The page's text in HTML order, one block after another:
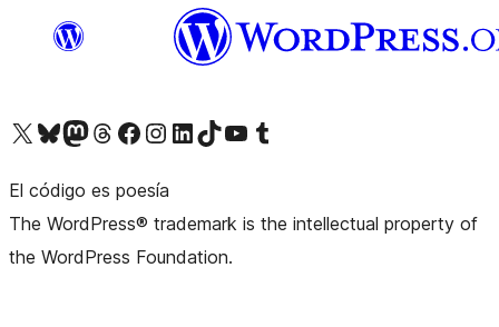
Visita nuestra cuenta de X (anteriormente Twitter)
Visita nuestra cuenta de Bluesky
Visita nuestra cuenta de Mastodon
Visita nuestra cuenta de Threads
Visita nuestra página de Facebook
Visita nuestra cuenta de Instagram
Visita nuestra cuenta de LinkedIn
Visita nuestra cuenta de TikTok
Visita nuestro canal de YouTube
Visita nuestra cuenta de Tumblr
El código es poesía
The WordPress® trademark is the intellectual property of
the WordPress Foundation.